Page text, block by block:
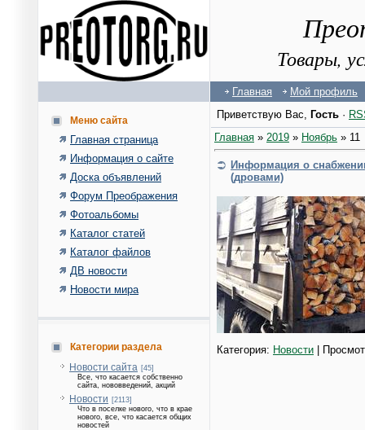
Товары,
Главная Мой профиль
Меню сайта
Главная страница
Информация о сайте
Доска объявлений
Форум Преображения
Фотоальбомы
Каталог статей
Каталог файлов
ДВ новости
Новости мира
Категории раздела
Новости сайта [45]
Все, что касается собственно
сайта, нововведений, акций
Новости [2113]
Что в поселке нового, что в крае
нового, все, что касается общих
новостей
Приветствую Вас, Гость ·
Главная » 2019 » Ноябрь » 11
Информация о
(дровами)
Категория: Новости |